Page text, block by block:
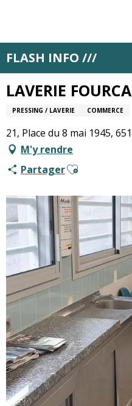
principal
FLASH INFO ///
Accueil LAVERIE
LAVERIE
PRESSING / LAVERIE COMMERCE
21, Place du 8 mai 1945,
M'y rendre
PartagerAjouter aux